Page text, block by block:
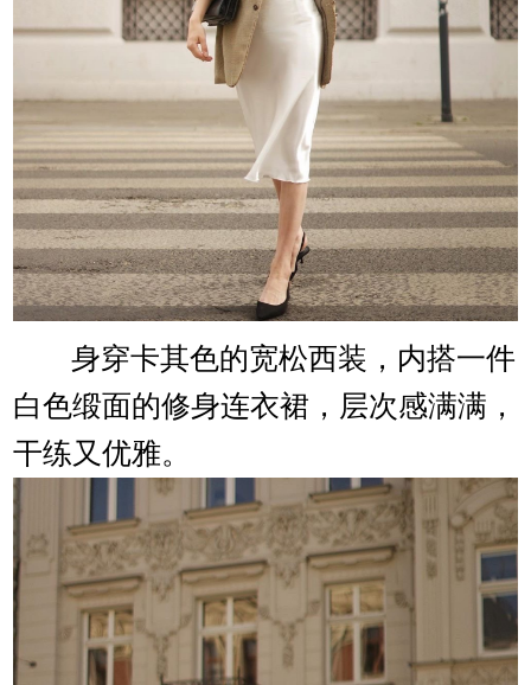
身穿卡其色的宽松西装，内搭一件
白色缎面的修身连衣裙，层次感满满，
干练又优雅。